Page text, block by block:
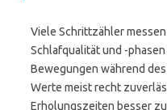
Viele Schrittzähler
Schlafqualität und -
Bewegungen während
Werte meist recht
Erholungszeiten besser